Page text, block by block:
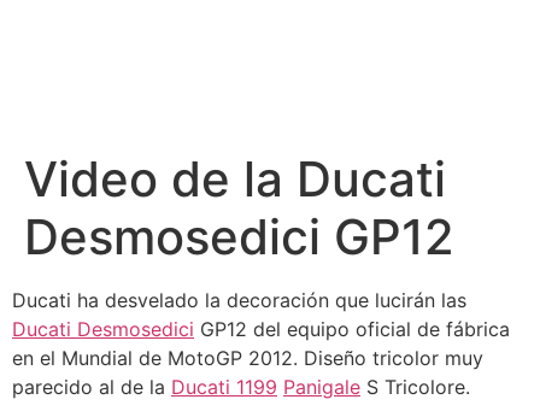
Video de la Ducati
Desmosedici GP12
Ducati ha desvelado la decoración que lucirán las
Ducati Desmosedici GP12 del equipo oficial de fábrica
en el Mundial de MotoGP 2012. Diseño tricolor muy
parecido al de la Ducati 1199 Panigale S Tricolore.